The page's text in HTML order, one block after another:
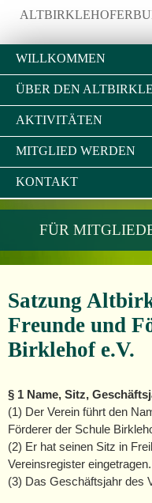
WILLKOMMEN
ÜBER DEN
AKTIVITÄTEN
MITGLIED WERDEN
KONTAKT
FÜR
Satzung
Freunde und
Birklehof e.V.
§ 1 Name, Sitz,
(1) Der Verein führt den
Förderer der Schule
(2) Er hat seinen Sitz in
Vereinsregister eingetragen.
(3) Das Geschäftsjahr des